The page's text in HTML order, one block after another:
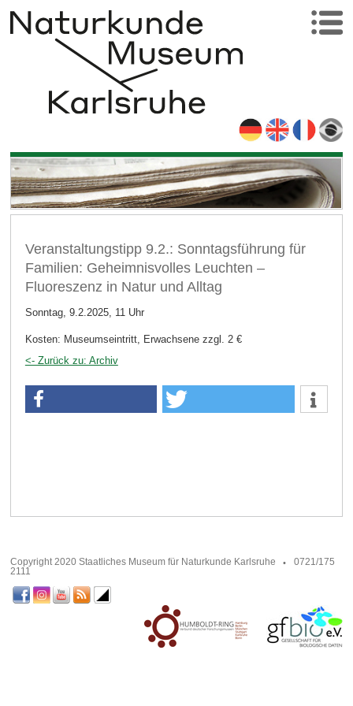
Veranstaltungstipp 9.2.: Sonntagsführung für
Familien: Geheimnisvolles Leuchten –
Fluoreszenz in Natur und Alltag
Sonntag, 9.2.2025, 11 Uhr
Kosten: Museumseintritt, Erwachsene zzgl. 2 €
<- Zurück zu: Archiv
Copyright 2020 Staatliches Museum für Naturkunde Karlsruhe
0721/175
2111